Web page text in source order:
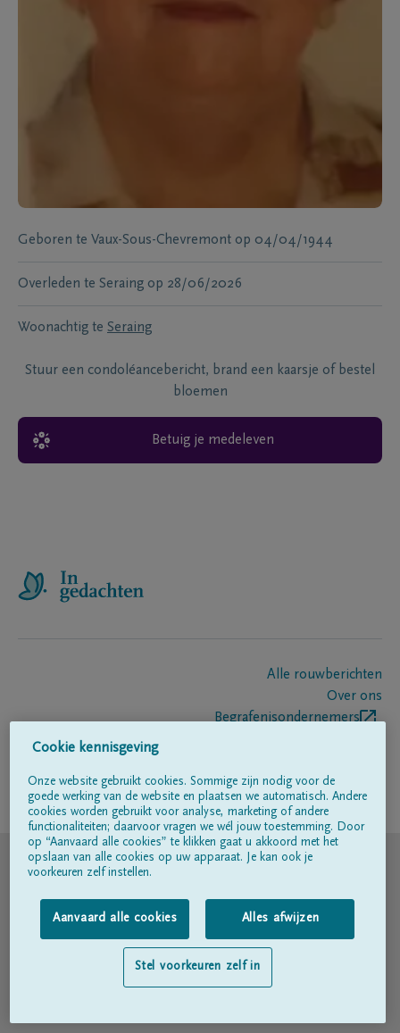
Geboren te Vaux-Sous-Chevremont op 04/04/1944
Overleden te Seraing op 28/06/2026
Woonachtig te Seraing
Stuur een condoléancebericht, brand een kaarsje of bestel
bloemen
Betuig je medeleven
Alle rouwberichten
Over ons
Begrafenisondernemers
Volg ons op
© DELA
Gebruiksvoorwaarden
Privacyverklaring
Toegankelijkheidsverklaring
Cookie kennisgeving
Onze website gebruikt cookies. Sommige zijn nodig voor de
goede werking van de website en plaatsen we automatisch. Andere
cookies worden gebruikt voor analyse, marketing of andere
functionaliteiten; daarvoor vragen we wél jouw toestemming. Door
op “Aanvaard alle cookies” te klikken gaat u akkoord met het
opslaan van alle cookies op uw apparaat. Je kan ook je
voorkeuren zelf instellen.
Aanvaard alle cookies Alles afwijzen
Stel voorkeuren zelf in